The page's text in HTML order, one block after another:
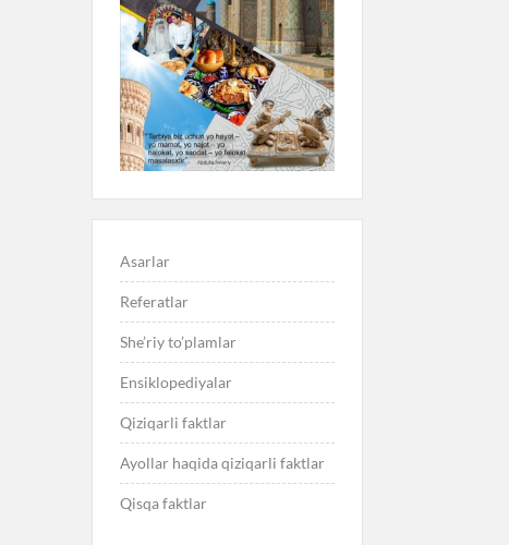
Asarlar
Referatlar
She’riy to’plamlar
Ensiklopediyalar
Qiziqarli faktlar
Ayollar haqida qiziqarli faktlar
Qisqa faktlar